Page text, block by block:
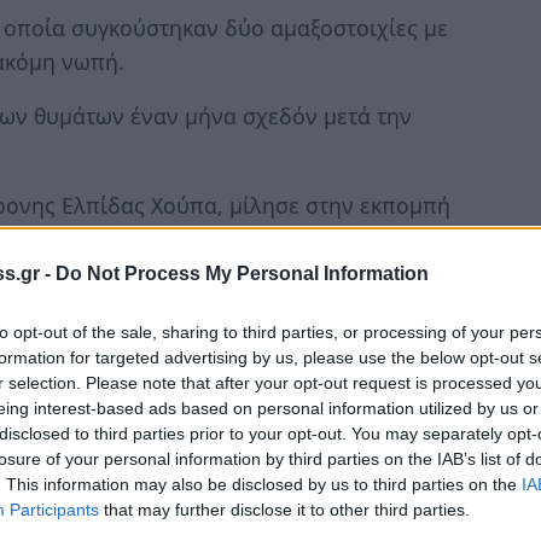
- Do Not Process My Personal Information
opt-out of the sale, sharing to third parties, or processing of your
for targeted advertising by us, please use the below opt-out
selection. Please note that after your opt-out request is processed
interest-based ads based on personal information utilized by us
to third parties prior to your opt-out. You may separately
of your personal information by third parties on the IAB’s list of
This information may also be disclosed by us to third parties on the
Participants that may further disclose it to other third parties.
συγκούστηκαν δύο αμαξοστοιχίες με
νωπή.
θυμάτων έναν μήνα σχεδόν μετά την
Ελπίδας Χούπα, μίλησε στην εκπομπή
για τον άδικο χαμό της κόρης του.
κοπέλας θα γίνει την 1η Απριλίου
θα άρεσε στην κόρη του.
της και το φτιάχνω εγώ. Έτσι όπως
μου...Δεν είναι μόνο δύσκολο, είναι και
το κλίμα στο σπίτι τους:«έχω μια γυναίκα η